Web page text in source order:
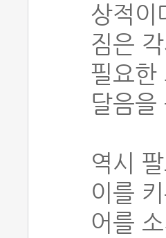
상적이
짐은
필요한
달음을
역시
이를
어를